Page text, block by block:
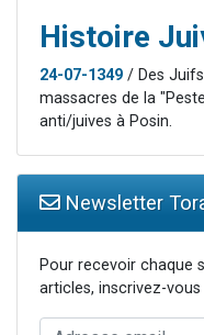
Histoire
24-07-1349 / Des
massacres de la
anti/juives à Posin.
Newsletter
Pour recevoir chaque
articles, inscrivez-